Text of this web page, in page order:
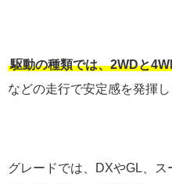
駆動の種類では、2WDと
などの走行で安定感を発揮し
グレードでは、DXやGL、ス